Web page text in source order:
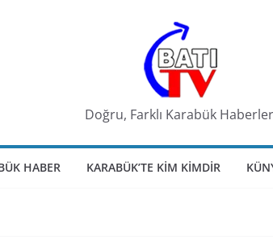
Doğru, Farklı Karabük
HABER KARABÜK’TE KIM KIMDIR